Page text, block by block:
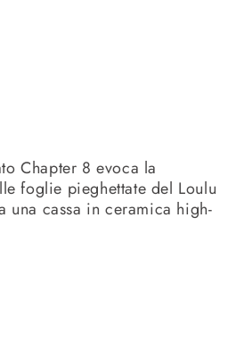
Chapter 8 evoca la
foglie pieghettate del Loulu
una cassa in ceramica high-